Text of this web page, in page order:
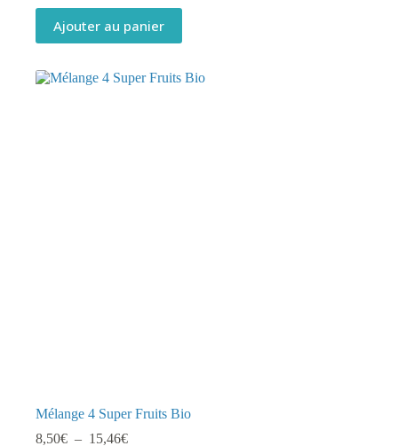
Ajouter au panier
Mélange 4 Super Fruits Bio
8,50€ – 15,46€Plage